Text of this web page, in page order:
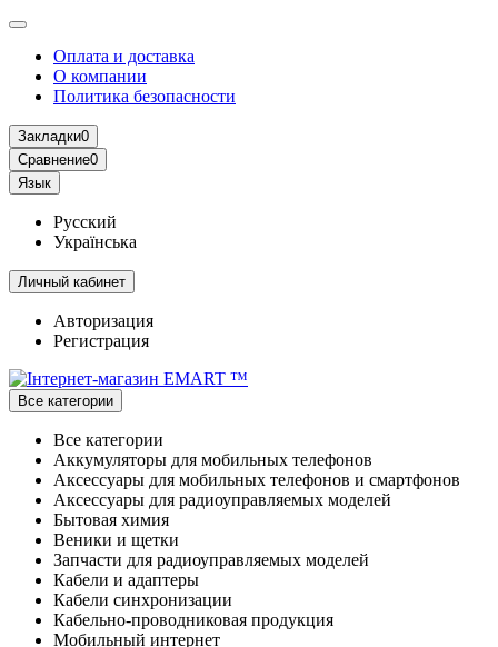
Оплата и доставка
О компании
Политика безопасности
Закладки0
Сравнение0
Язык
Русский
Українська
Личный кабинет
Авторизация
Регистрация
Все категории
Все категории
Аккумуляторы для мобильных телефонов
Аксессуары для мобильных телефонов и смартфонов
Аксессуары для радиоуправляемых моделей
Бытовая химия
Веники и щетки
Запчасти для радиоуправляемых моделей
Кабели и адаптеры
Кабели синхронизации
Кабельно-проводниковая продукция
Мобильный интернет